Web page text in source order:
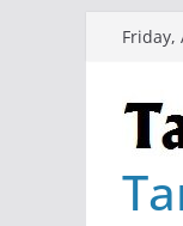
Friday,